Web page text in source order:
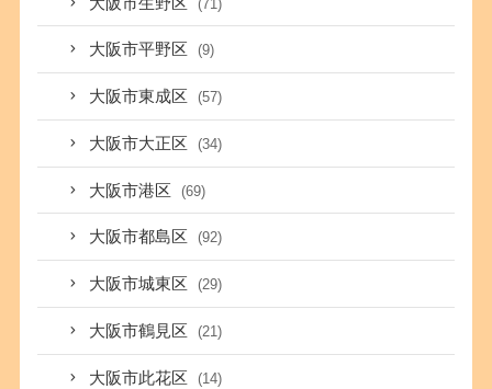
(71)
大阪市平野区 (9)
大阪市東成区 (57)
大阪市大正区 (34)
大阪市港区 (69)
大阪市都島区 (92)
大阪市城東区 (29)
大阪市鶴見区 (21)
大阪市此花区 (14)